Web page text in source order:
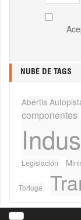
NUBE DE TAGS
Abertis
componentes
Legislación
Tortuga